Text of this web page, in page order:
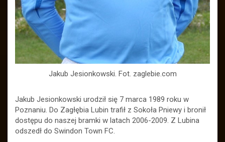
Jakub Jesionkowski. Fot. zaglebie.com
Jakub Jesionkowski urodził się 7 marca 1989 roku w
Poznaniu. Do Zagłębia Lubin trafił z Sokoła Pniewy i bronił
dostępu do naszej bramki w latach 2006-2009. Z Lubina
odszedł do Swindon Town FC.